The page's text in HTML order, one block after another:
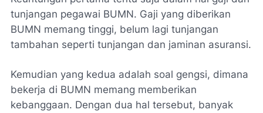
tunjangan pegawai BUMN. Gaji yang diberikan
BUMN memang tinggi, belum lagi tunjangan
tambahan seperti tunjangan dan jaminan asuransi.
Kemudian yang kedua adalah soal gengsi, dimana
bekerja di BUMN memang memberikan
kebanggaan. Dengan dua hal tersebut, banyak